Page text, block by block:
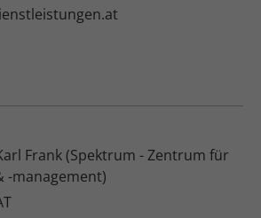
Frank (Spektrum - Zentrum für
-management)